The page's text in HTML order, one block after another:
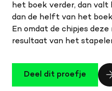
het boek verder, dan valt
dan de helft van het
En omdat de chipjes
resultaat van het
Deel dit proefje